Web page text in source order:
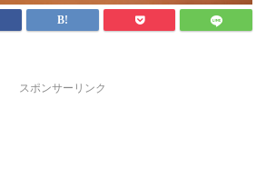
スポンサーリンク